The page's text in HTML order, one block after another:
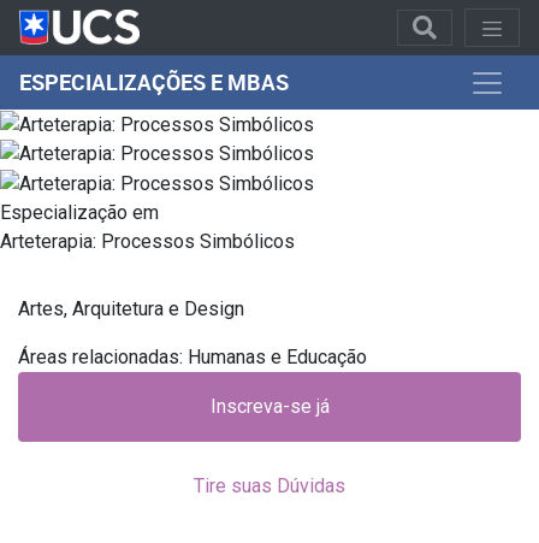
ESPECIALIZAÇÕES E MBAS
Especialização em
Arteterapia: Processos Simbólicos
Artes, Arquitetura e Design
Áreas relacionadas: Humanas e Educação
Inscreva-se já
Tire suas Dúvidas